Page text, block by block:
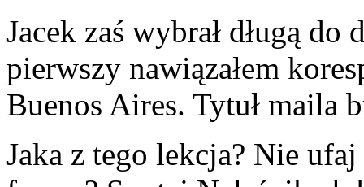
Jacek zaś wybrał długą do
pierwszy nawiązałem
Buenos Aires. Tytuł maila
Jaka z tego lekcja? Nie